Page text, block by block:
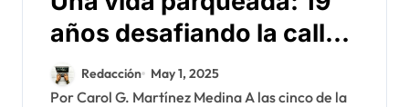
años desafiando la calle
y el olvido
Redacción May 1, 2025
Por Carol G. Martínez Medina A las cinco de la